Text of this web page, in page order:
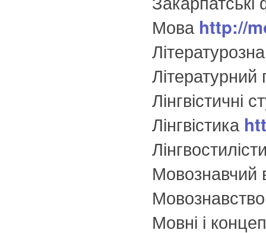
Мова http://
Літературний
Лінгвістичні
Лінгвістика
Мовознавчий
Мовні і